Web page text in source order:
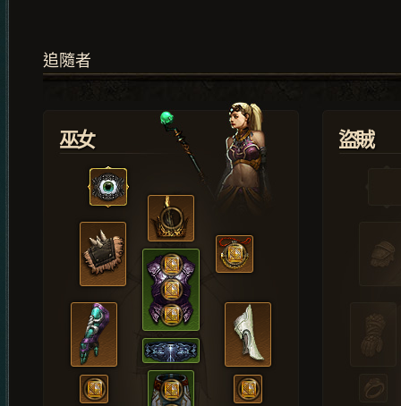
追隨者
巫女 盜賊